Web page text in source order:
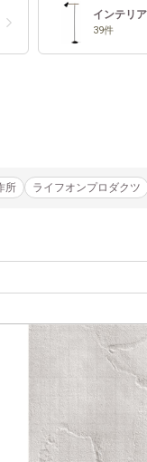
インテリ
39件
所 ライフオンプロダクツ
19件
満
g
円